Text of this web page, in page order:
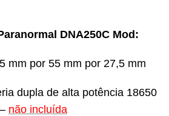
DNA250C Mod:
mm por 55 mm por 27,5 mm
dupla de alta potência 18650
– não incluída